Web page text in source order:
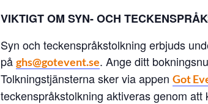
VIKTIGT OM SYN- OCH
Syn och teckenspråkstolkning erbjuds
på ghs@gotevent.se. Ange ditt
Tolkningstjänsterna sker via appen Got
teckenspråkstolkning aktiveras genom att